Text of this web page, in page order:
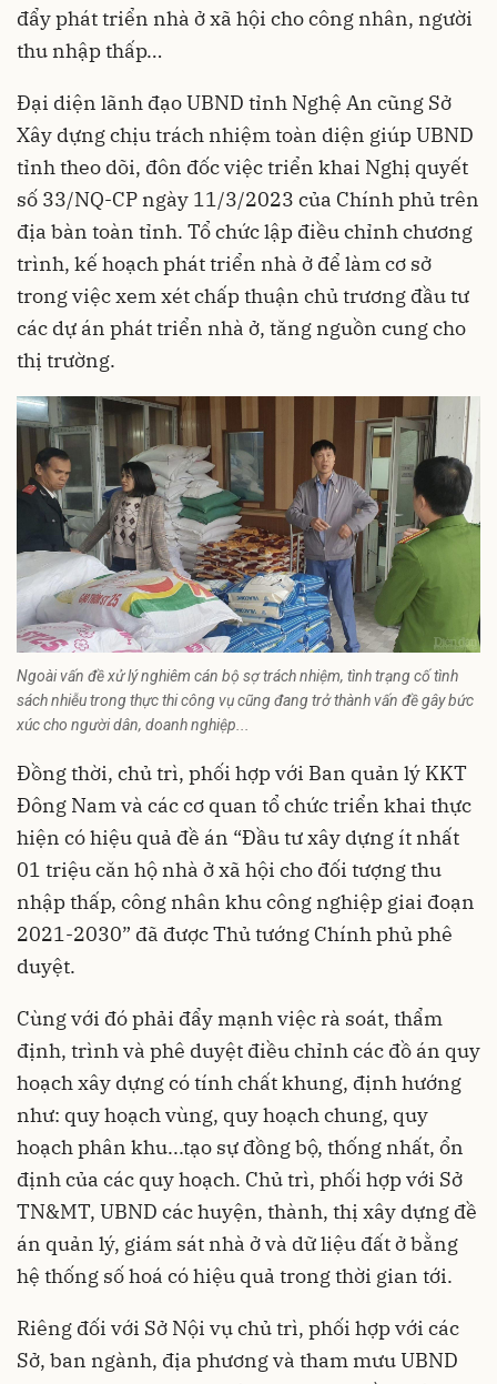
đẩy phát triển nhà ở xã hội cho công nhân, người
thu nhập thấp…
Đại diện lãnh đạo UBND tỉnh Nghệ An cũng Sở
Xây dựng chịu trách nhiệm toàn diện giúp UBND
tỉnh theo dõi, đôn đốc việc triển khai Nghị quyết
số 33/NQ-CP ngày 11/3/2023 của Chính phủ trên
địa bàn toàn tỉnh. Tổ chức lập điều chỉnh chương
trình, kế hoạch phát triển nhà ở để làm cơ sở
trong việc xem xét chấp thuận chủ trương đầu tư
các dự án phát triển nhà ở, tăng nguồn cung cho
thị trường.
Ngoài vấn đề xử lý nghiêm cán bộ sợ trách nhiệm, tình trạng cố tình
sách nhiễu trong thực thi công vụ cũng đang trở thành vấn đề gây bức
xúc cho người dân, doanh nghiệp...
Đồng thời, chủ trì, phối hợp với Ban quản lý KKT
Đông Nam và các cơ quan tổ chức triển khai thực
hiện có hiệu quả đề án “Đầu tư xây dựng ít nhất
01 triệu căn hộ nhà ở xã hội cho đối tượng thu
nhập thấp, công nhân khu công nghiệp giai đoạn
2021-2030” đã được Thủ tướng Chính phủ phê
duyệt.
Cùng với đó phải đẩy mạnh việc rà soát, thẩm
định, trình và phê duyệt điều chỉnh các đồ án quy
hoạch xây dựng có tính chất khung, định hướng
như: quy hoạch vùng, quy hoạch chung, quy
hoạch phân khu...tạo sự đồng bộ, thống nhất, ổn
định của các quy hoạch. Chủ trì, phối hợp với Sở
TN&MT, UBND các huyện, thành, thị xây dựng đề
án quản lý, giám sát nhà ở và dữ liệu đất ở bằng
hệ thống số hoá có hiệu quả trong thời gian tới.
Riêng đối với Sở Nội vụ chủ trì, phối hợp với các
Sở, ban ngành, địa phương và tham mưu UBND